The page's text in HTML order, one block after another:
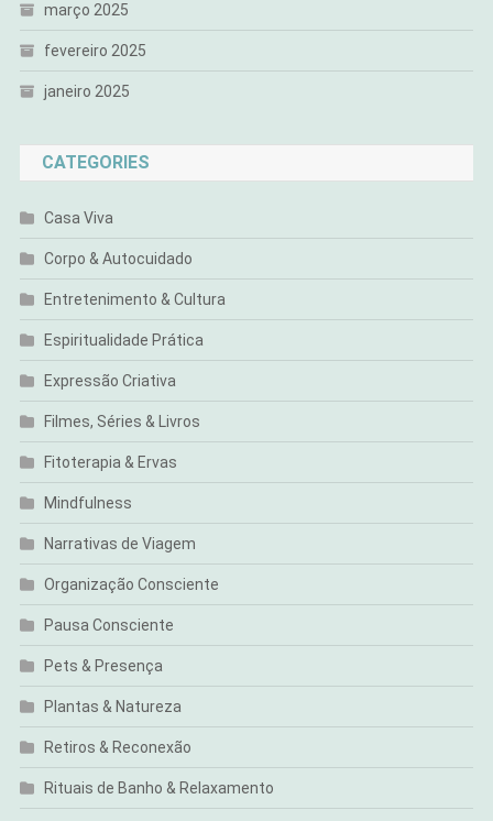
março 2025
fevereiro 2025
janeiro 2025
CATEGORIES
Casa Viva
Corpo & Autocuidado
Entretenimento & Cultura
Espiritualidade Prática
Expressão Criativa
Filmes, Séries & Livros
Fitoterapia & Ervas
Mindfulness
Narrativas de Viagem
Organização Consciente
Pausa Consciente
Pets & Presença
Plantas & Natureza
Retiros & Reconexão
Rituais de Banho & Relaxamento